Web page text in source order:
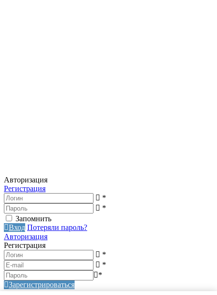
Авторизация
Регистрация
*
*
Запомнить
Вход Потеряли пароль?
Авторизация
Регистрация
*
*
*
Зарегистрироваться